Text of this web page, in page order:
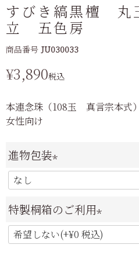
すびき縞黒檀
立 五色房
商品番号 JU030033
¥3,890税込
本連念珠（108玉 真言宗本式）
女性向け
進物包装
須
)
特製桐箱のご利用
(